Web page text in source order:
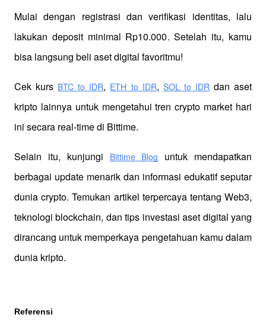
Mulai dengan registrasi dan verifikasi identitas, lalu
lakukan deposit minimal Rp10.000. Setelah itu, kamu
bisa langsung beli aset digital favoritmu!
Cek kurs BTC to IDR, ETH to IDR, SOL to IDR dan aset
kripto lainnya untuk mengetahui tren crypto market hari
ini secara real-time di Bittime.
Selain itu, kunjungi Bittime Blog
untuk mendapatkan
berbagai update menarik dan informasi edukatif seputar
dunia crypto. Temukan artikel terpercaya tentang Web3,
teknologi blockchain, dan tips investasi aset digital yang
dirancang untuk memperkaya pengetahuan kamu dalam
dunia kripto.
Referensi